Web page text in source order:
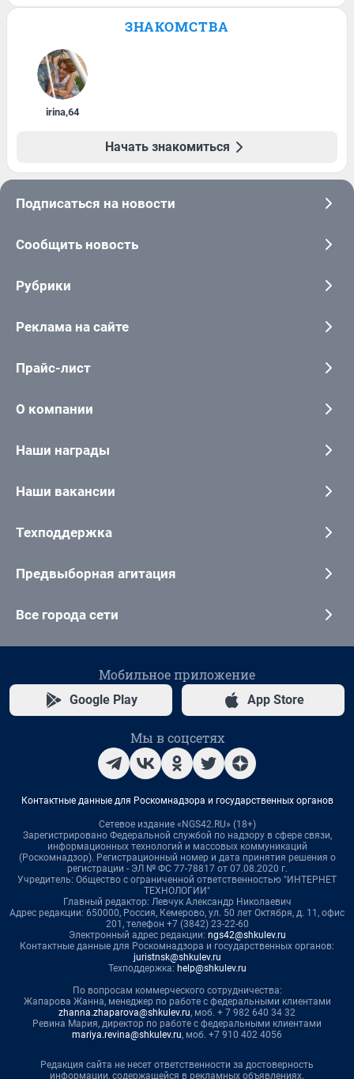
ЗНАКОМСТВА
irina,64
Начать знакомиться
Подписаться на новости
Сообщить новость
Рубрики
Реклама на сайте
Прайс-лист
О компании
Наши награды
Наши вакансии
Техподдержка
Предвыборная агитация
Все города сети
Мобильное приложение
Google Play App Store
Мы в соцсетях
Контактные данные для Роскомнадзора и государственных органов
Сетевое издание «NGS42.RU» (18+)
Зарегистрировано Федеральной службой по надзору в сфере связи,
информационных технологий и массовых коммуникаций
(Роскомнадзор). Регистрационный номер и дата принятия решения о
регистрации - ЭЛ № ФС 77-78817 от 07.08.2020 г.
Учредитель: Общество с ограниченной ответственностью "ИНТЕРНЕТ
ТЕХНОЛОГИИ"
Главный редактор: Левчук Александр Николаевич
Адрес редакции: 650000, Россия, Кемерово, ул. 50 лет Октября, д. 11, офис
201, телефон +7 (3842) 23-22-60
Электронный адрес редакции: ngs42@shkulev.ru
Контактные данные для Роскомнадзора и государственных органов:
juristnsk@shkulev.ru
Техподдержка: help@shkulev.ru
По вопросам коммерческого сотрудничества:
Жапарова Жанна, менеджер по работе с федеральными клиентами
zhanna.zhaparova@shkulev.ru, моб. + 7 982 640 34 32
Ревина Мария, директор по работе с федеральными клиентами
mariya.revina@shkulev.ru, моб. +7 910 402 4056
Редакция сайта не несет ответственности за достоверность
информации, содержащейся в рекламных объявлениях.